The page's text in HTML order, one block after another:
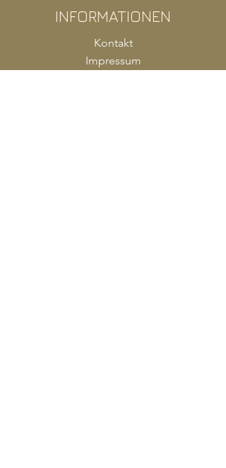
INFORMATIONEN
Kontakt
Impressum